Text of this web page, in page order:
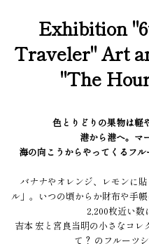
Exhibition
Traveler" Art
"The
色とりどりの果物は軽
港から港へ。マ
海の向こうからやってくるフ
バナナやオレンジ、レモンに
ル」。いつの頃からか財布や手
2,200枚近い数
吉本 宏と宮良当明の小さなコ
て？ のフルーツ